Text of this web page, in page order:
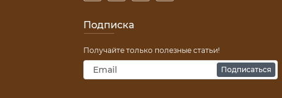
Подписка
Получайте только полезные статьи!
Подписаться